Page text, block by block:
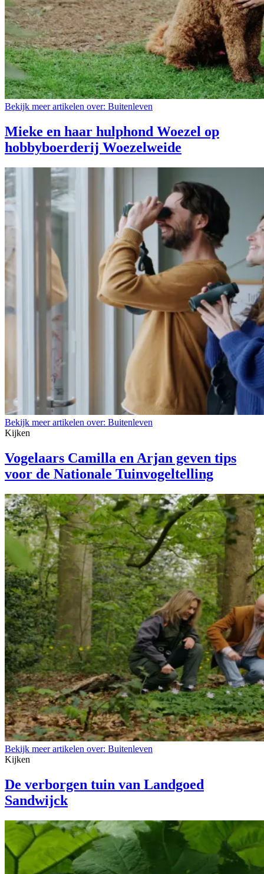
Bekijk meer artikelen over: Buitenleven
Mieke en haar hulphond Woezel op
hobbyboerderij Woezelweide
Bekijk meer artikelen over: Buitenleven
Kijken
Vogelaars Camilla en Arjan geven tips
voor de Nationale Tuinvogeltelling
Bekijk meer artikelen over: Buitenleven
Kijken
De verborgen tuin van Landgoed
Sandwijck